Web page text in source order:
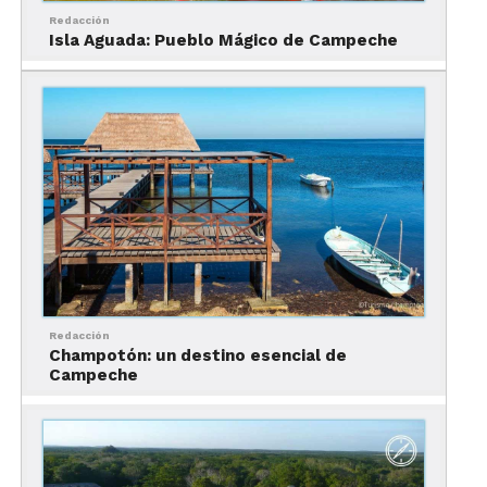
porción.
Pingyao, China
Redacción
Isla Aguada: Pueblo Mágico de Campeche
Redacción
Champotón: un destino esencial de
Campeche